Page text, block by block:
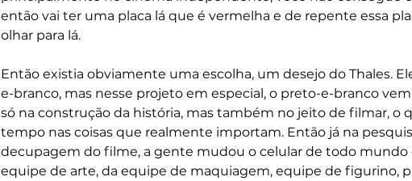
então vai ter uma placa lá que é vermelha e de repente essa
olhar para lá.
Então existia obviamente uma escolha, um desejo do Thales.
e-branco, mas nesse projeto em especial, o preto-e-branco
só na construção da história, mas também no jeito de filmar, o
tempo nas coisas que realmente importam. Então já na
decupagem do filme, a gente mudou o celular de todo mundo
equipe de arte, da equipe de maquiagem, equipe de figurino,